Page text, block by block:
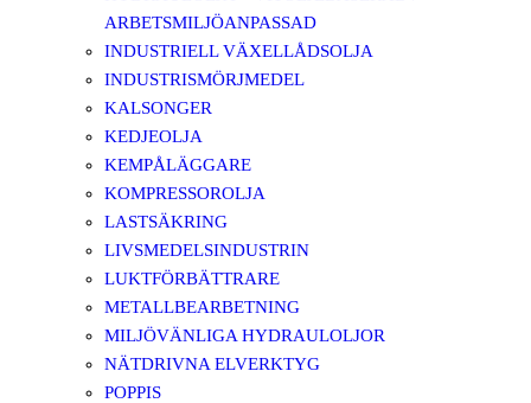
ARBETSMILJÖANPASSAD
INDUSTRIELL VÄXELLÅDSOLJA
INDUSTRISMÖRJMEDEL
KALSONGER
KEDJEOLJA
KEMPÅLÄGGARE
KOMPRESSOROLJA
LASTSÄKRING
LIVSMEDELSINDUSTRIN
LUKTFÖRBÄTTRARE
METALLBEARBETNING
MILJÖVÄNLIGA HYDRAULOLJOR
NÄTDRIVNA ELVERKTYG
POPPIS